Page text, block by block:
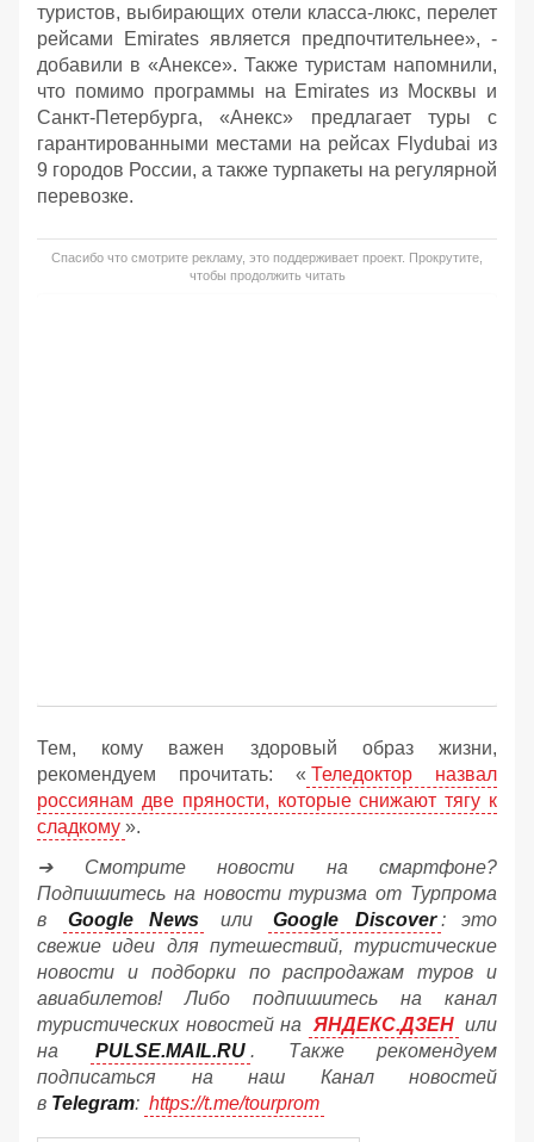
туристов, выбирающих отели класса-люкс, перелет
рейсами Emirates является предпочтительнее», -
добавили в «Анексе». Также туристам напомнили,
что помимо программы на Emirates из Москвы и
Санкт-Петербурга, «Анекс» предлагает туры с
гарантированными местами на рейсах Flydubai из
9 городов России, а также турпакеты на регулярной
перевозке.
Спасибо что смотрите рекламу, это поддерживает проект. Прокрутите,
чтобы продолжить читать
Тем, кому важен здоровый образ жизни,
рекомендуем прочитать: « Теледоктор назвал
россиянам две пряности, которые снижают тягу к
сладкому ».
➔ Смотрите новости на смартфоне?
Подпишитесь на новости туризма от Турпрома
в
Google News или Google Discover : это
свежие идеи для путешествий, туристические
новости и подборки по распродажам туров и
авиабилетов! Либо подпишитесь на канал
туристических новостей на
ЯНДЕКС.ДЗЕН или
на
PULSE.MAIL.RU . Также рекомендуем
подписаться на наш Канал новостей
в Telegram: https://t.me/tourprom